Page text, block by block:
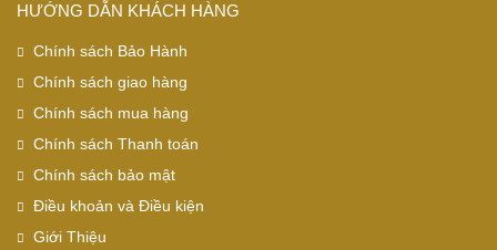
HƯỚNG DẪN KHÁCH HÀNG
Chính sách Bảo Hành
Chính sách giao hàng
Chính sách mua hàng
Chính sách Thanh toán
Chính sách bảo mật
Điều khoản và Điều kiện
Giới Thiệu